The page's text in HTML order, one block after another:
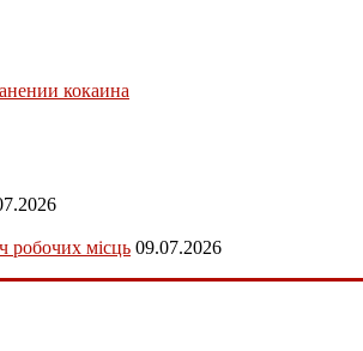
кокаина
робочих місць 09.07.2026